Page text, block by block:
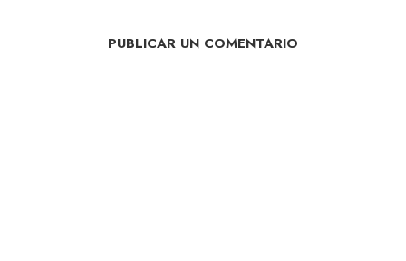
PUBLICAR UN COMENTARIO